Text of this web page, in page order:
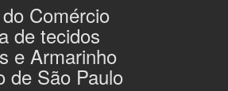
Comércio
de tecidos
e Armarinho
de São Paulo